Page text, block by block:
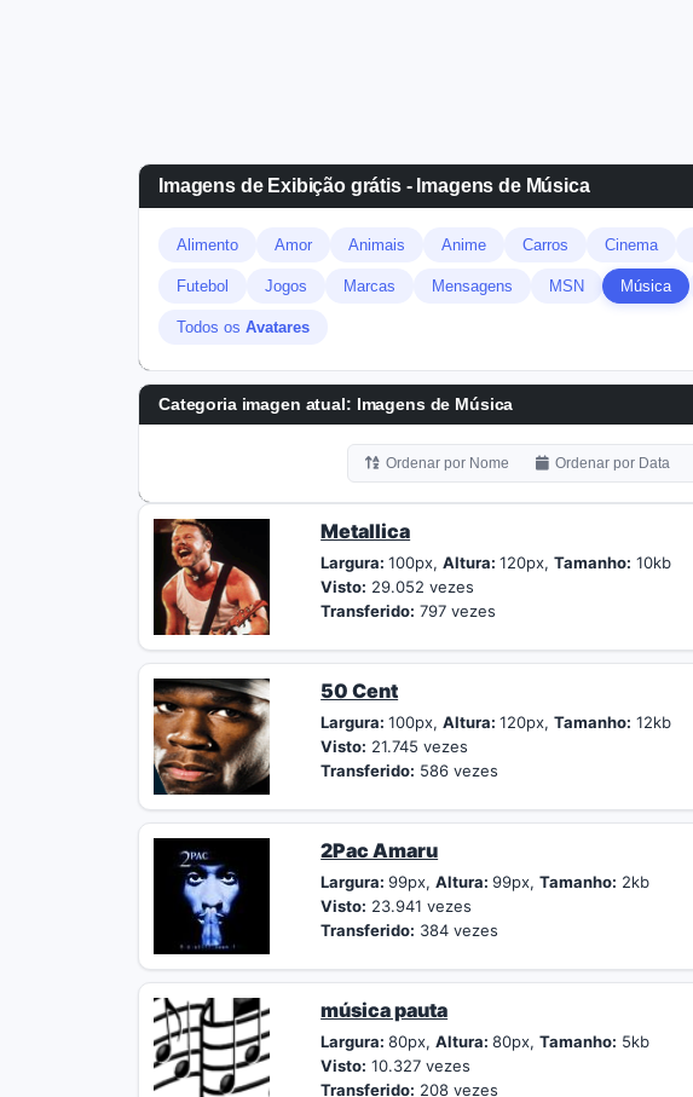
Imagens de Exibição grátis - Imagens de Música
Alimento Amor Animais Anime Carros Cinema
Futebol Jogos Marcas Mensagens MSN Música
Todos os Avatares
Categoria imagen atual: Imagens de Música
Ordenar por Nome Ordenar por Data
Metallica
Largura:100px,Altura:120px,Tamanho: 10kb
Visto: 29.052 vezes
Transferido: 797 vezes
50 Cent
Largura:100px,Altura:120px,Tamanho: 12kb
Visto: 21.745 vezes
Transferido: 586 vezes
2Pac Amaru
Largura:99px,Altura:99px,Tamanho: 2kb
Visto: 23.941 vezes
Transferido: 384 vezes
música pauta
Largura:80px,Altura:80px,Tamanho: 5kb
Visto: 10.327 vezes
Transferido: 208 vezes